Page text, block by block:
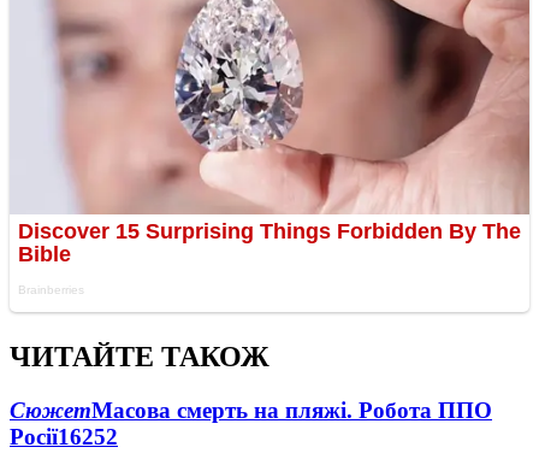
ЧИТАЙТЕ ТАКОЖ
СюжетМасова смерть на пляжі. Робота ППО
Росії16252